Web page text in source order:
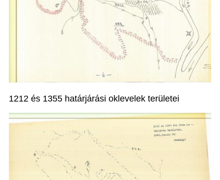
1212 és 1355 határjárási oklevelek területei